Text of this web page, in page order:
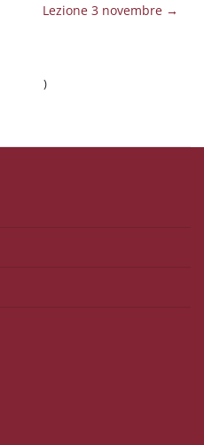
Lezione 3 novembre →
)